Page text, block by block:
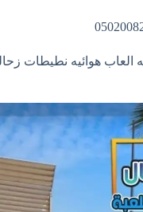
العاب هوائيه نطيطات